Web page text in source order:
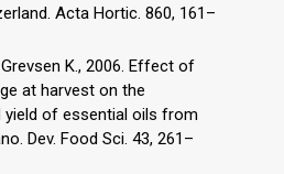
Acta Hortic. 860, 161–
K., 2006. Effect of
at harvest on the
of essential oils from
Dev. Food Sci. 43, 261–